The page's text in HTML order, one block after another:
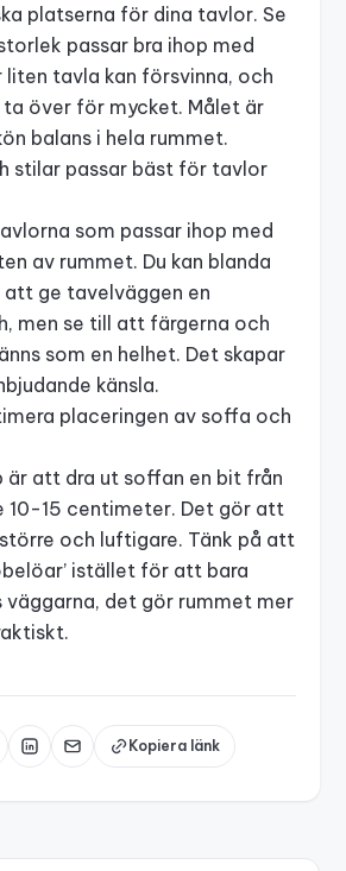
platserna för dina tavlor. Se
passar bra ihop med
tavla kan försvinna, och
över för mycket. Målet är
balans i hela rummet.
stilar passar bäst för tavlor
som passar ihop med
av rummet. Du kan blanda
ge tavelväggen en
men se till att färgerna och
som en helhet. Det skapar
känsla.
placeringen av soffa och
är att dra ut soffan en bit från
10-15 centimeter. Det gör att
och luftigare. Tänk på att
istället för att bara
väggarna, det gör rummet mer
Kopiera länk